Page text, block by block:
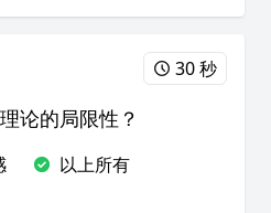
30 秒
论的局限性？
以上所有